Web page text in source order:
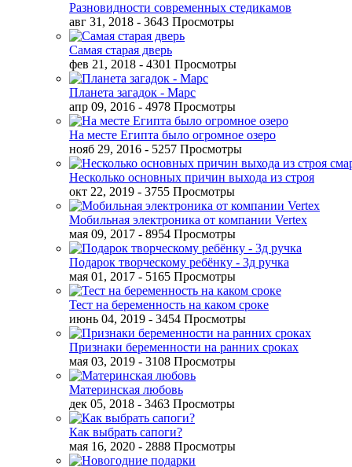
Разновидности современных стедикамов
авг 31, 2018 - 3643 Просмотры
Самая старая дверь
фев 21, 2018 - 4301 Просмотры
Планета загадок - Марс
апр 09, 2016 - 4978 Просмотры
На месте Египта было огромное озеро
нояб 29, 2016 - 5257 Просмотры
Несколько основных причин выхода из строя
окт 22, 2019 - 3755 Просмотры
Мобильная электроника от компании Vertex
мая 09, 2017 - 8954 Просмотры
Подарок творческому ребёнку - 3д ручка
мая 01, 2017 - 5165 Просмотры
Тест на беременность на каком сроке
июнь 04, 2019 - 3454 Просмотры
Признаки беременности на ранних сроках
мая 03, 2019 - 3108 Просмотры
Материнская любовь
дек 05, 2018 - 3463 Просмотры
Как выбрать сапоги?
мая 16, 2020 - 2888 Просмотры